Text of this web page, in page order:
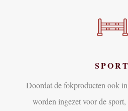
SPORT
Doordat de fokproducten ook
worden ingezet voor de